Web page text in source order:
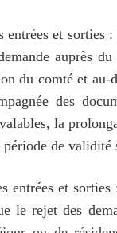
et sorties
auprès
du comté et
des
la
de validité
et sorties
le rejet des